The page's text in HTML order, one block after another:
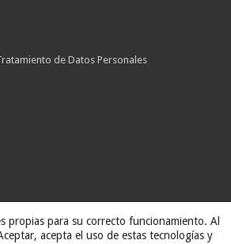
de Datos Personales
propias para su correcto funcionamiento. Al
acepta el uso de estas tecnologías y